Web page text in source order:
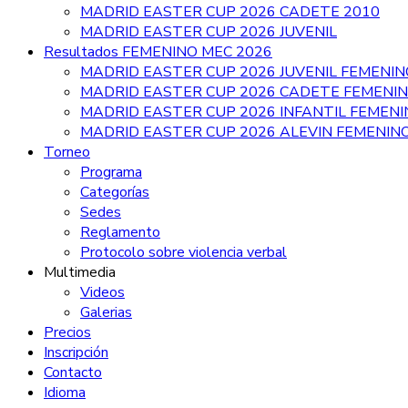
MADRID EASTER CUP 2026 CADETE 2010
MADRID EASTER CUP 2026 JUVENIL
Resultados FEMENINO MEC 2026
MADRID EASTER CUP 2026 JUVENIL
MADRID EASTER CUP 2026 CADETE
MADRID EASTER CUP 2026 INFANTIL
MADRID EASTER CUP 2026 ALEVIN
Torneo
Programa
Categorías
Sedes
Reglamento
Protocolo sobre violencia verbal
Multimedia
Videos
Galerias
Precios
Inscripción
Contacto
Idioma